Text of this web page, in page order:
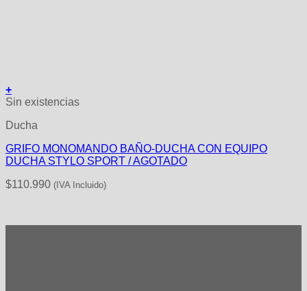
+
Sin existencias
Ducha
GRIFO MONOMANDO BAÑO-DUCHA CON EQUIPO
DUCHA STYLO SPORT / AGOTADO
$110.990 (IVA Incluido)